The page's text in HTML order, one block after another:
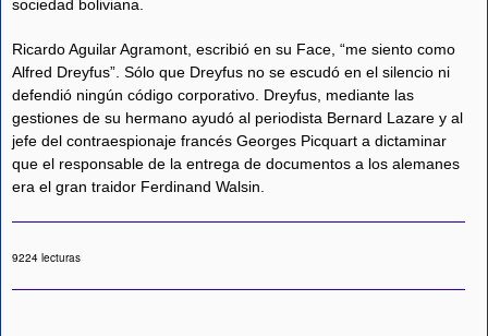
sociedad boliviana.
Ricardo Aguilar Agramont, escribió en su Face, “me siento como
Alfred Dreyfus”. Sólo que Dreyfus no se escudó en el silencio ni
defendió ningún código corporativo. Dreyfus, mediante las
gestiones de su hermano ayudó al periodista Bernard Lazare y al
jefe del contraespionaje francés Georges Picquart a dictaminar
que el responsable de la entrega de documentos a los alemanes
era el gran traidor Ferdinand Walsin.
9224 lecturas